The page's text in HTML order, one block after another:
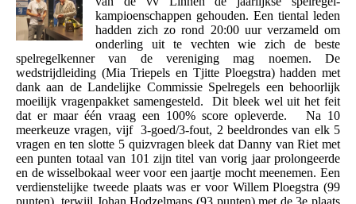
kampioenschappen gehouden. Een tiental leden
hadden zich zo rond 20:00 uur verzameld om
onderling uit te vechten wie zich de beste
spelregelkenner van de vereniging mag noemen. De
wedstrijdleiding (Mia Triepels en Tjitte Ploegstra) hadden met
dank aan de Landelijke Commissie Spelregels een behoorlijk
moeilijk vragenpakket samengesteld. Dit bleek wel uit het feit
dat er maar één vraag een 100% score opleverde. Na 10
meerkeuze vragen, vijf 3-goed/3-fout, 2 beeldrondes van elk 5
vragen en ten slotte 5 quizvragen bleek dat Danny van Riet met
een punten totaal van 101 zijn titel van vorig jaar prolongeerde
en de wisselbokaal weer voor een jaartje mocht meenemen. Een
verdienstelijke tweede plaats was er voor Willem Ploegstra (99